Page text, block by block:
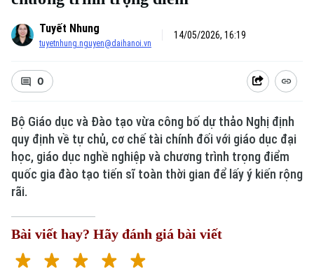
Tuyết Nhung
tuyetnhung.nguyen@daihanoi.vn
14/05/2026, 16:19
0
Bộ Giáo dục và Đào tạo vừa công bố dự thảo Nghị định
quy định về tự chủ, cơ chế tài chính đối với giáo dục đại
học, giáo dục nghề nghiệp và chương trình trọng điểm
quốc gia đào tạo tiến sĩ toàn thời gian để lấy ý kiến rộng
rãi.
Bài viết hay? Hãy đánh giá bài viết